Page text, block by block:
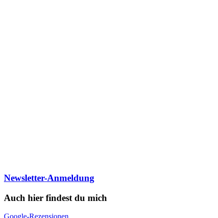
Newsletter-Anmeldung
Auch hier findest du mich